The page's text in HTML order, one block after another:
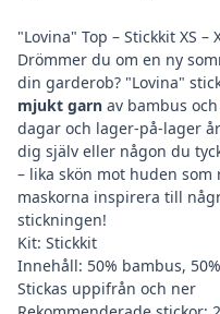
"Lovina" Top – Stickkit XS –
Drömmer du om en ny
din garderob? "Lovina"
mjukt garn av bambus
dagar och lager-på-lager
dig själv eller någon du
– lika skön mot huden
maskorna inspirera till
stickningen!
Kit: Stickkit
Innehåll: 50% bambus,
Stickas uppifrån och ner